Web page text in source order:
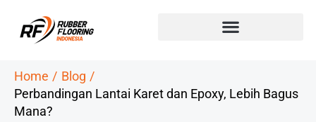
Home
Blog
Perbandingan Lantai Karet dan Epoxy, Lebih Bagus
Mana?